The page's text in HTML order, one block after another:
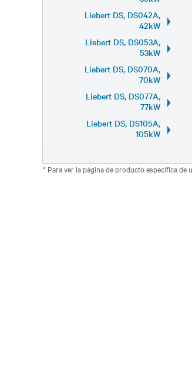
Liebert DS, DS042A,
42kW
Liebert DS, DS053A,
53kW
Liebert DS, DS070A,
70kW
Liebert DS, DS077A,
77kW
Liebert DS, DS105A,
105kW
* Para ver la página de producto específica de